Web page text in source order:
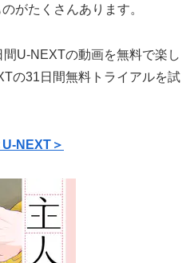
がたくさんあります。
U-NEXTの動画を無料で楽し
の31日間無料トライアルを試
NEXT＞